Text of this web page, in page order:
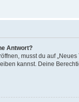
Antwort?
musst du auf
kannst. Deine